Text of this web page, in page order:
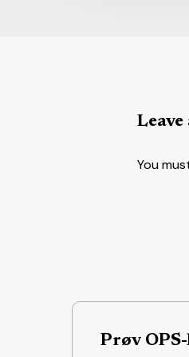
Leave
You
Prøv